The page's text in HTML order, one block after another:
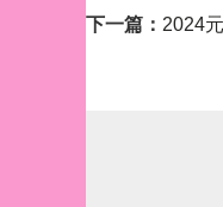
下一篇： 2024